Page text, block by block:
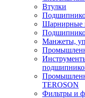
Втулки
Шарнирные
Манжеты,
TEROSON
Фильтры и